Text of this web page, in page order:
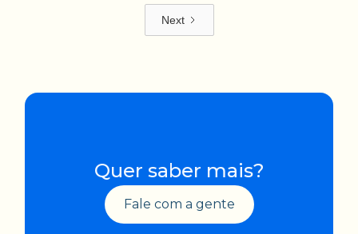
Next
Quer saber mais?
Fale com a gente